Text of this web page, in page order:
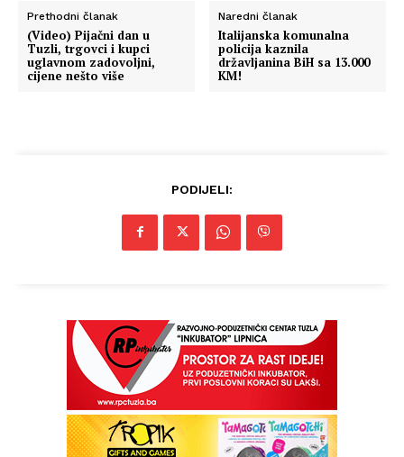
Prethodni članak
(Video) Pijačni dan u
Tuzli, trgovci i kupci
uglavnom zadovoljni,
cijene nešto više
Naredni članak
Italijanska komunalna
policija kaznila
državljanina BiH sa 13.000
KM!
PODIJELI: